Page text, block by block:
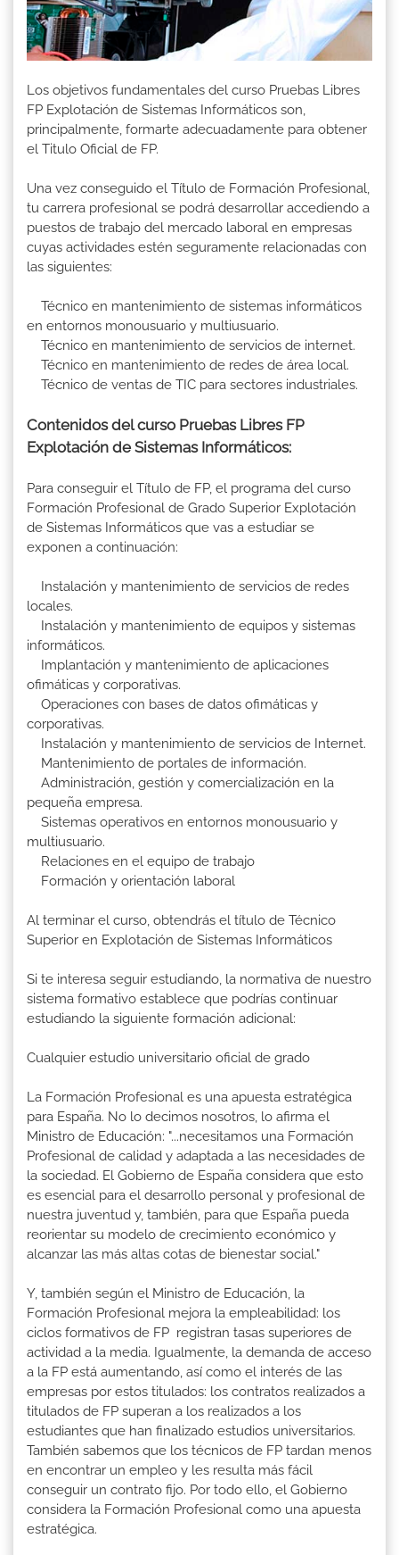
Los objetivos fundamentales del curso Pruebas Libres
FP Explotación de Sistemas Informáticos son,
principalmente, formarte adecuadamente para obtener
el Titulo Oficial de FP.
Una vez conseguido el Título de Formación Profesional,
tu carrera profesional se podrá desarrollar accediendo a
puestos de trabajo del mercado laboral en empresas
cuyas actividades estén seguramente relacionadas con
las siguientes:
Técnico en mantenimiento de sistemas informáticos
en entornos monousuario y multiusuario.
Técnico en mantenimiento de servicios de internet.
Técnico en mantenimiento de redes de área local.
Técnico de ventas de TIC para sectores industriales.
Contenidos del curso Pruebas Libres FP
Explotación de Sistemas Informáticos:
Para conseguir el Título de FP, el programa del curso
Formación Profesional de Grado Superior Explotación
de Sistemas Informáticos que vas a estudiar se
exponen a continuación:
Instalación y mantenimiento de servicios de redes
locales.
Instalación y mantenimiento de equipos y sistemas
informáticos.
Implantación y mantenimiento de aplicaciones
ofimáticas y corporativas.
Operaciones con bases de datos ofimáticas y
corporativas.
Instalación y mantenimiento de servicios de Internet.
Mantenimiento de portales de información.
Administración, gestión y comercialización en la
pequeña empresa.
Sistemas operativos en entornos monousuario y
multiusuario.
Relaciones en el equipo de trabajo
Formación y orientación laboral
Al terminar el curso, obtendrás el título de Técnico
Superior en Explotación de Sistemas Informáticos
Si te interesa seguir estudiando, la normativa de nuestro
sistema formativo establece que podrías continuar
estudiando la siguiente formación adicional:
Cualquier estudio universitario oficial de grado
La Formación Profesional es una apuesta estratégica
para España. No lo decimos nosotros, lo afirma el
Ministro de Educación: "...necesitamos una Formación
Profesional de calidad y adaptada a las necesidades de
la sociedad. El Gobierno de España considera que esto
es esencial para el desarrollo personal y profesional de
nuestra juventud y, también, para que España pueda
reorientar su modelo de crecimiento económico y
alcanzar las más altas cotas de bienestar social."
Y, también según el Ministro de Educación, la
Formación Profesional mejora la empleabilidad: los
ciclos formativos de FP registran tasas superiores de
actividad a la media. Igualmente, la demanda de acceso
a la FP está aumentando, así como el interés de las
empresas por estos titulados: los contratos realizados a
titulados de FP superan a los realizados a los
estudiantes que han finalizado estudios universitarios.
También sabemos que los técnicos de FP tardan menos
en encontrar un empleo y les resulta más fácil
conseguir un contrato fijo. Por todo ello, el Gobierno
considera la Formación Profesional como una apuesta
estratégica.